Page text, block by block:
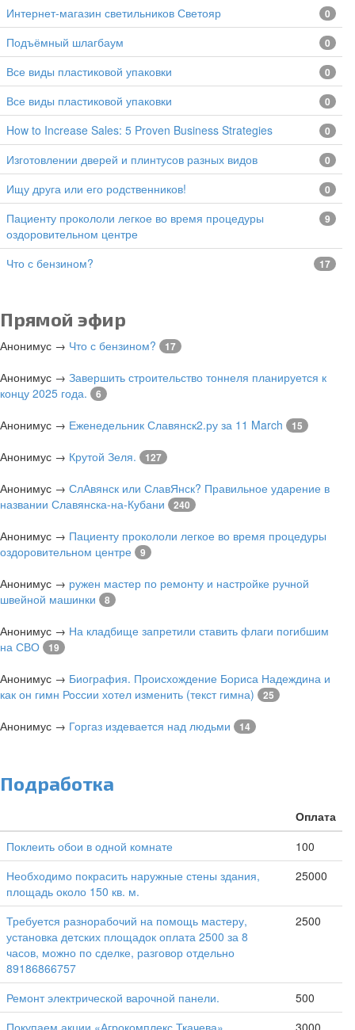
Интернет-магазин светильников Светояр 0
подъёмный шлагбаум 0
все виды пластиковой упаковки 0
все виды пластиковой упаковки 0
How to Increase Sales: 5 Proven Business Strategies 0
изготовлении дверей и плинтусов разных видов 0
Ищу друга или его родственников! 0
Пациенту прокололи легкое во время процедуры
оздоровительном центре
9
Что с бензином? 17
Прямой эфир
Анонимус → Что с бензином? 17
Анонимус → Завершить строительство тоннеля планируется к
концу 2025 года.
6
Анонимус → Еженедельник Славянск2.ру за 11 March 15
Анонимус → Крутой Зеля. 127
Анонимус → СлАвянск или СлавЯнск? Правильное ударение в
названии Славянска-на-Кубани
240
Анонимус → Пациенту прокололи легкое во время процедуры
оздоровительном центре
9
Анонимус → ружен мастер по ремонту и настройке ручной
швейной машинки
8
Анонимус → На кладбище запретили ставить флаги погибшим
на СВО
19
Анонимус → Биография. Происхождение Бориса Надеждина и
как он гимн России хотел изменить (текст гимна)
25
Анонимус → Горгаз издевается над людьми 14
Подработка
Оплата
Поклеить обои в одной комнате
100
Необходимо покрасить наружные стены здания,
площадь около 150 кв. м.
25000
Требуется разнорабочий на помощь мастеру,
установка детских площадок оплата 2500 за 8
часов, можно по сделке, разговор отдельно
89186866757
2500
Ремонт электрической варочной панели.
500
Покупаем акции «Агрокомплекс Ткачева»
3000